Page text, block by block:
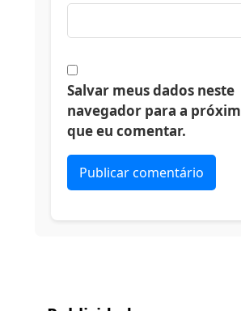
Salvar meus dados neste
navegador para a
que eu comentar.